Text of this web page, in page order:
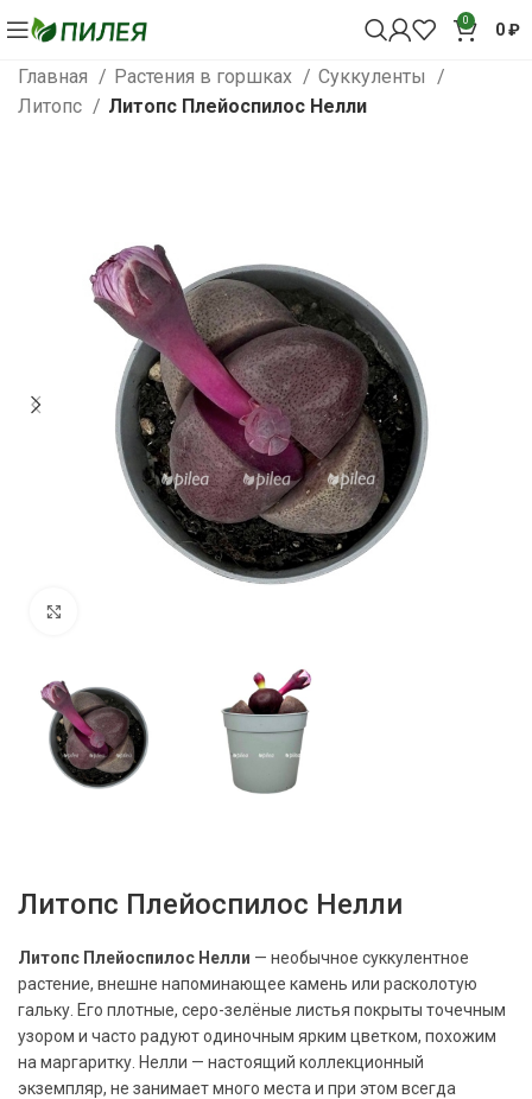
0 0₽
Главная Растения в горшках
Суккуленты
Литопс
Литопс Плейоспилос Нелли
Литопс Плейоспилос Нелли
Литопс Плейоспилос Нелли — необычное суккулентное
растение, внешне напоминающее камень или расколотую
гальку. Его плотные, серо-зелёные листья покрыты точечным
узором и часто радуют одиночным ярким цветком, похожим
на маргаритку. Нелли — настоящий коллекционный
экземпляр, не занимает много места и при этом всегда